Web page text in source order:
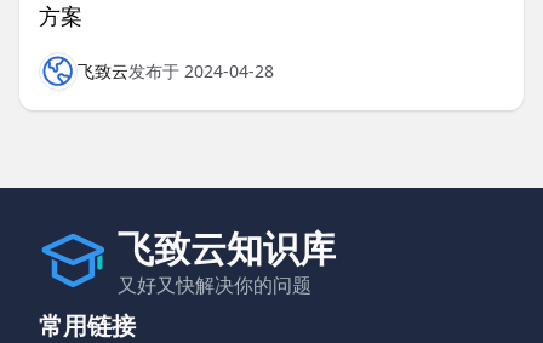
方案
飞致云发布于 2024-04-28
飞致云知识库
又好又快解决你的问题
常用链接